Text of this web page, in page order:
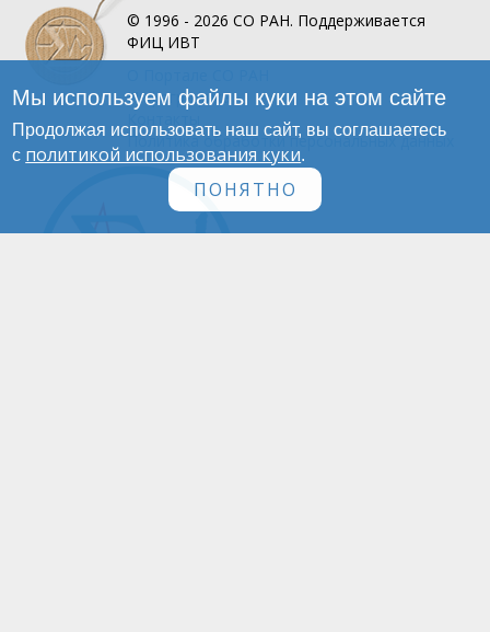
© 1996 - 2026 СО РАН. Поддерживается
ФИЦ ИВТ
Инфографика
Политика обработки персональных данных
Мы используем файлы куки на этом сайте
Продолжая использовать наш сайт, вы соглашаетесь
с политикой использования куки.
ПОНЯТНО